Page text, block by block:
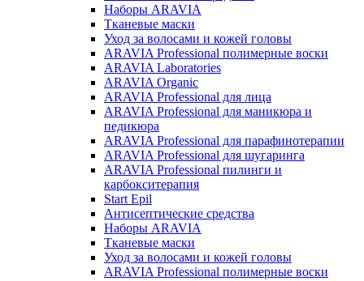
Наборы ARAVIA
Тканевые маски
Уход за волосами и кожей головы
ARAVIA Professional полимерные воски
ARAVIA Laboratories
ARAVIA Organic
ARAVIA Professional для лица
ARAVIA Professional для маникюра и
педикюра
ARAVIA Professional для парафинотерапии
ARAVIA Professional для шугаринга
ARAVIA Professional пилинги и
карбокситерапия
Start Epil
Антисептические средства
Наборы ARAVIA
Тканевые маски
Уход за волосами и кожей головы
ARAVIA Professional полимерные воски